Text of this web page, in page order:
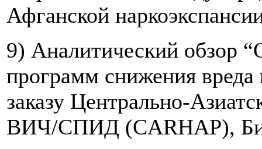
Афганской
9) Аналитический обзор
программ снижения
заказу Центрально-
ВИЧ/СПИД (CARHAP),